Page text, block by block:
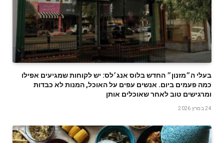
‬ומרגישים‭ ‬טוב‭ ‬לאחר‭ ‬שאוכלים‭ ‬אותן‭
24 במרץ 2026